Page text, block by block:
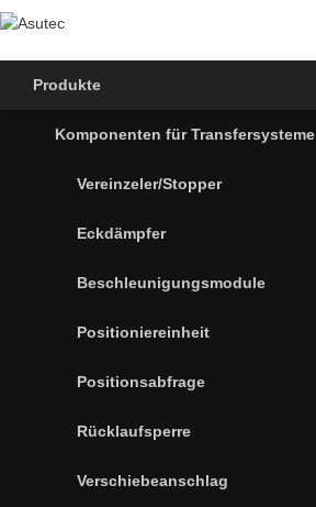
Produkte
Komponenten für Transfersysteme
Vereinzeler/Stopper
Eckdämpfer
Beschleunigungsmodule
Positioniereinheit
Positionsabfrage
Rücklaufsperre
Verschiebeanschlag